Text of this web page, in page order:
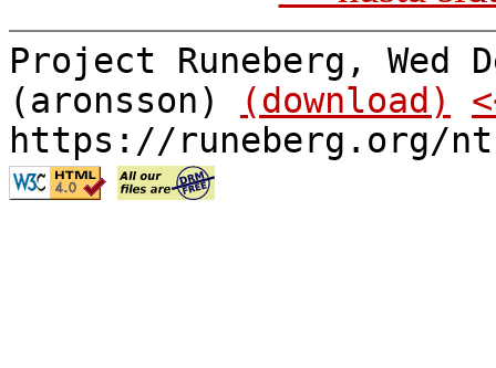
Project Runeberg, Wed
(aronsson)
(download)
https://runeberg.org/